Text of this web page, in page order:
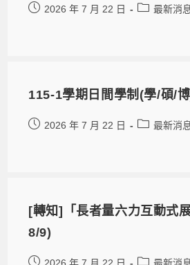
2026 年 7 月 22 日 最新消
115-1學期日間學制(學/碩/
2026 年 7 月 22 日 最新消
[轉知]「長者量六力互動式
8/9)
2026 年 7 月 22 日 最新消